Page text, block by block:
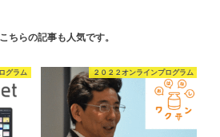
こちらの記事も人気です。
グラム ２０２２オンラインプログラム